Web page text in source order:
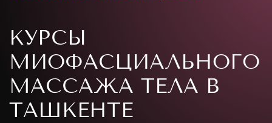
КУРСЫ
МИОФАСЦИАЛЬНОГО
МАССАЖА ТЕЛА В
ТАШКЕНТЕ